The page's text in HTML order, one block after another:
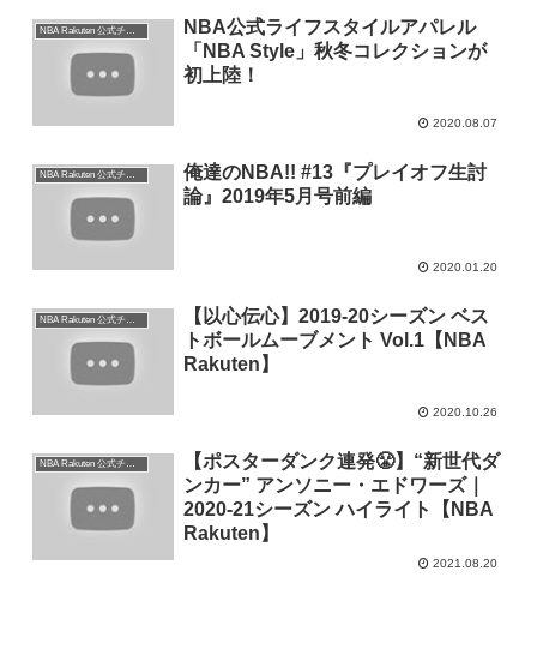
NBA公式ライフスタイルアパレル
「NBA Style」秋冬コレクションが
初上陸！
2020.08.07
NBA Rakuten 公式チャンネル
俺達のNBA!! #13『プレイオフ生討
論』2019年5月号前編
2020.01.20
【以心伝心】2019-20シーズン ベス
トボールムーブメント Vol.1【NBA
Rakuten】
2020.10.26
NBA Rakuten 公式チャンネル
【ポスターダンク連発😤】“新世代ダ
ンカー” アンソニー・エドワーズ｜
2020-21シーズン ハイライト【NBA
Rakuten】
2021.08.20